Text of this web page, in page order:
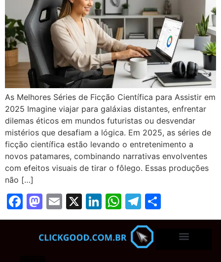
As Melhores Séries de Ficção Científica para Assistir em
2025 Imagine viajar para galáxias distantes, enfrentar
dilemas éticos em mundos futuristas ou desvendar
mistérios que desafiam a lógica. Em 2025, as séries de
ficção científica estão levando o entretenimento a
novos patamares, combinando narrativas envolventes
com efeitos visuais de tirar o fôlego. Essas produções
não […]
Facebook
Mastodon
Email
X LinkedIn
WhatsApp
Telegram